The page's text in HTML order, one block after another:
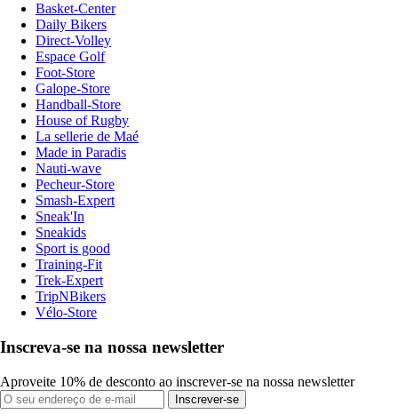
Basket-Center
Daily Bikers
Direct-Volley
Espace Golf
Foot-Store
Galope-Store
Handball-Store
House of Rugby
La sellerie de Maé
Made in Paradis
Nauti-wave
Pecheur-Store
Smash-Expert
Sneak'In
Sneakids
Sport is good
Training-Fit
Trek-Expert
TripNBikers
Vélo-Store
Inscreva-se na nossa newsletter
Aproveite 10% de desconto ao inscrever-se na nossa newsletter
Inscrever-se